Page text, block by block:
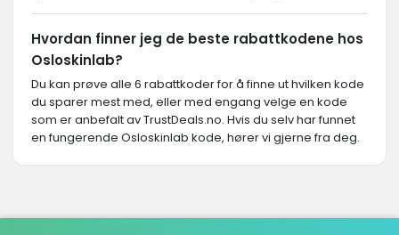
Hvordan finner jeg de beste rabattkodene hos
Osloskinlab?
Du kan prøve alle 6 rabattkoder for å finne ut hvilken kode
du sparer mest med, eller med engang velge en kode
som er anbefalt av TrustDeals.no. Hvis du selv har funnet
en fungerende Osloskinlab kode, hører vi gjerne fra deg.